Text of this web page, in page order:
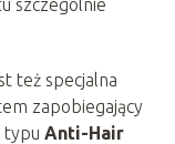
szczególnie
też specjalna
zapobiegający
typu Anti-Hair